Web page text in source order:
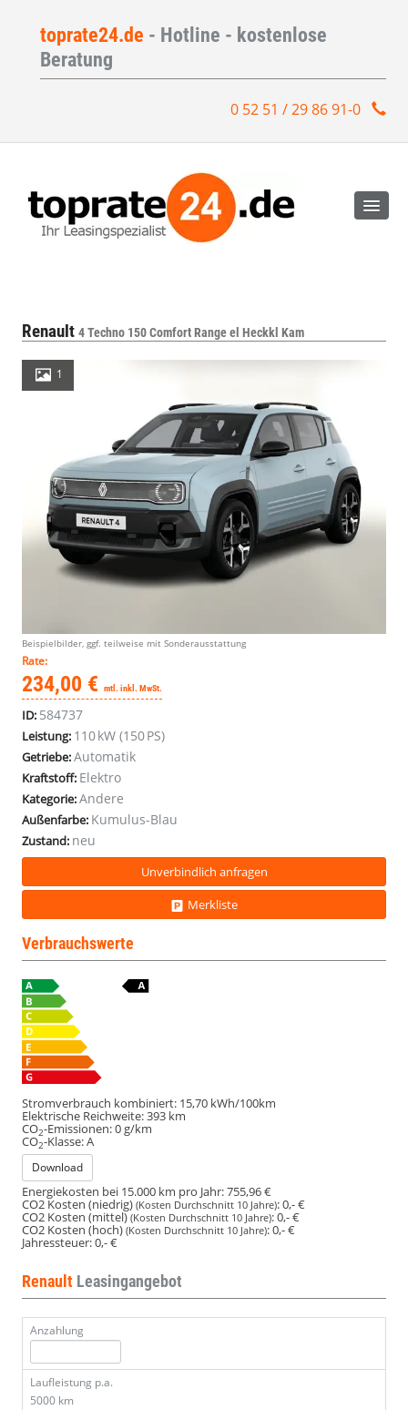
toprate24.de - Hotline - kostenlose
Beratung
0 52 51 / 29 86 91-0
Renault 4 Techno 150 Comfort Range el Heckkl Kam
1
Beispielbilder, ggf. teilweise mit Sonderausstattung
Rate:
234,00 € mtl. inkl. MwSt.
ID: 584737
Leistung: 110 kW (150 PS)
Getriebe:Automatik
Kraftstoff: Elektro
Kategorie:Andere
Außenfarbe: Kumulus-Blau
Zustand: neu
Unverbindlich anfragen
Merkliste
Verbrauchswerte
Stromverbrauch kombiniert: 15,70 kWh/100km
Elektrische Reichweite:393 km
CO2-Emissionen:0 g/km
CO2-Klasse:A
Download
Energiekosten bei 15.000 km pro Jahr:755,96 €
CO2 Kosten (niedrig) (Kosten Durchschnitt 10 Jahre):0,- €
CO2 Kosten (mittel)(Kosten Durchschnitt 10 Jahre):0,- €
CO2 Kosten (hoch) (Kosten Durchschnitt 10 Jahre):0,- €
Jahressteuer:0,- €
Renault Leasingangebot
Anzahlung
Laufleistung p.a.
5000 km